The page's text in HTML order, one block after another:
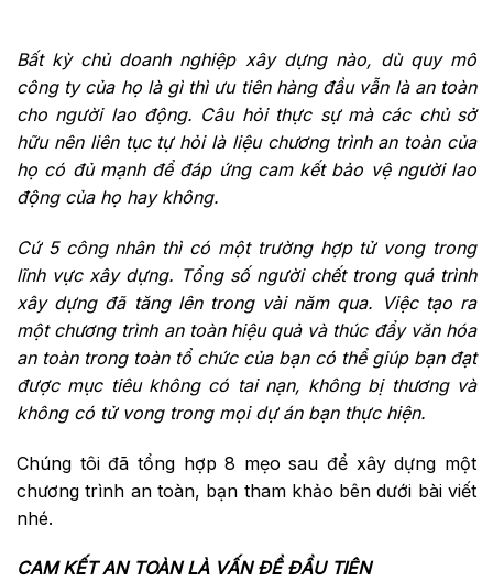
Bất kỳ chủ doanh nghiệp xây dựng nào, dù quy mô
công ty của họ là gì thì ưu tiên hàng đầu vẫn là an toàn
cho người lao động. Câu hỏi thực sự mà các chủ sở
hữu nên liên tục tự hỏi là liệu chương trình an toàn của
họ có đủ mạnh để đáp ứng cam kết bảo vệ người lao
động của họ hay không.
Cứ 5 công nhân thì có một trường hợp tử vong trong
lĩnh vực xây dựng. Tổng số người chết trong quá trình
xây dựng đã tăng lên trong vài năm qua. Việc tạo ra
một chương trình an toàn hiệu quả và thúc đẩy văn hóa
an toàn trong toàn tổ chức của bạn có thể giúp bạn đạt
được mục tiêu không có tai nạn, không bị thương và
không có tử vong trong mọi dự án bạn thực hiện.
Chúng tôi đã tổng hợp 8 mẹo sau để xây dựng một
chương trình an toàn, bạn tham khảo bên dưới bài viết
nhé.
CAM KẾT AN TOÀN LÀ VẤN ĐỀ ĐẦU TIÊN